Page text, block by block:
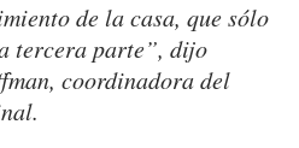
de la casa, que sólo
tercera parte”, dijo
coordinadora del